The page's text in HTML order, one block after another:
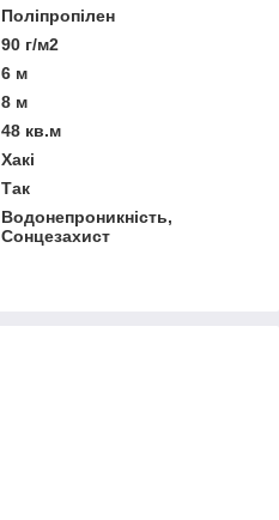
Поліпропілен
90 г/м2
6 м
8 м
48 кв.м
Хакі
Так
Водонепроникність,
Сонцезахист